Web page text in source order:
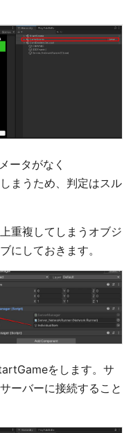
ータがなく
まうため、判定はスル
重複してしまうオブジ
にしておきます。
をします。サ
ーバーに接続すること